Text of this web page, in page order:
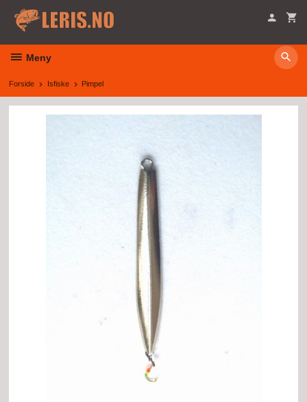
innholdet
Meny
Forside Isfiske Pimpel